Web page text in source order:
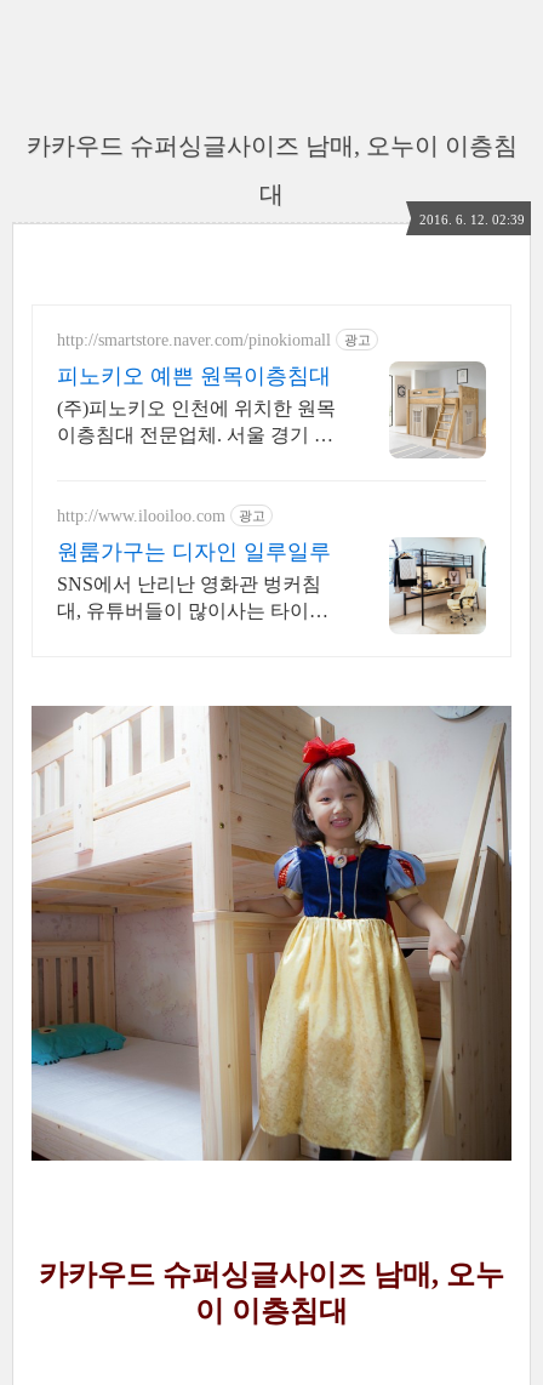
카카우드 슈퍼싱글사이즈 남매, 오누이 이층침
대
2016. 6. 12. 02:39
http://smartstore.naver.com/pinokiomall 광고
피노키오 예쁜 원목이층침대
(주)피노키오 인천에 위치한 원목
이층침대 전문업체. 서울 경기 인
http://www.ilooiloo.com 광고
원룸가구는 디자인 일루일루
SNS에서 난리난 영화관 벙커침
대, 유튜버들이 많이사는 타이탄
카카우드 슈퍼싱글사이즈 남매, 오누
이 이층침대